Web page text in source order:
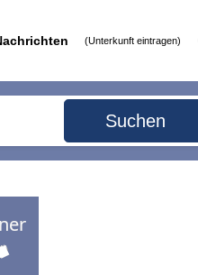
(Unterkunft eintragen)
Suchen